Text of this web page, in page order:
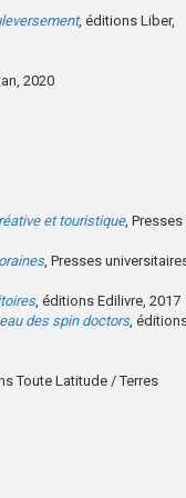
, éditions Liber,
2020
et touristique, Presses
, Presses
, éditions Edilivre, 2017
des spin doctors,
Toute Latitude / Terres